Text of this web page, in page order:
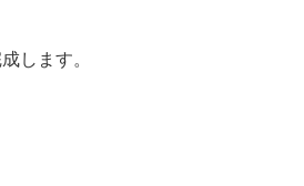
します。